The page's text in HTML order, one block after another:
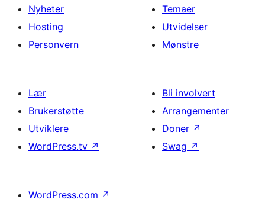
Nyheter
Hosting
Personvern
Temaer
Utvidelser
Mønstre
Lær
Brukerstøtte
Utviklere
WordPress.tv ↗
Bli involvert
Arrangementer
Doner ↗
Swag ↗
WordPress.com ↗